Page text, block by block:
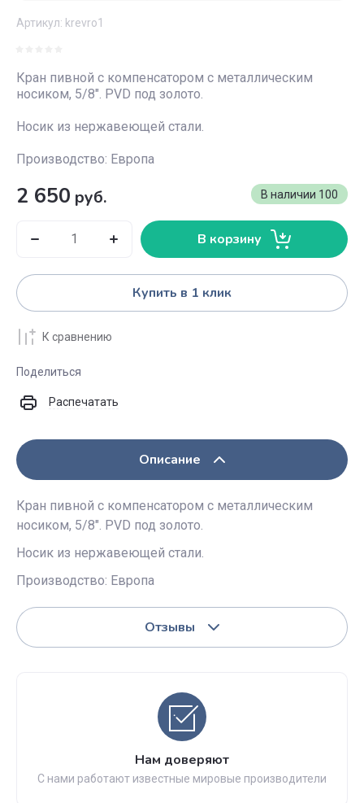
Артикул: krevro1
Кран пивной с компенсатором с металлическим
носиком, 5/8". PVD под золото.
Носик из нержавеющей стали.
Производство: Европа
В наличии 100
2 650 руб.
В корзину
Купить в 1 клик
К сравнению
Поделиться
Распечатать
Описание
Кран пивной с компенсатором с металлическим
носиком, 5/8". PVD под золото.
Носик из нержавеющей стали.
Производство: Европа
Отзывы
Нам доверяют
С нами работают известные мировые производители